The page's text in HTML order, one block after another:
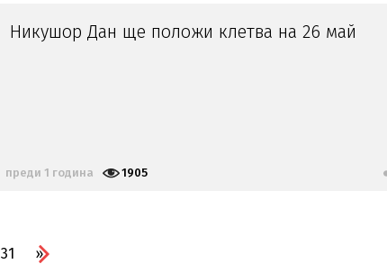
Никушор Дан ще положи клетва на 26 май
преди 1 година 1905
31 »